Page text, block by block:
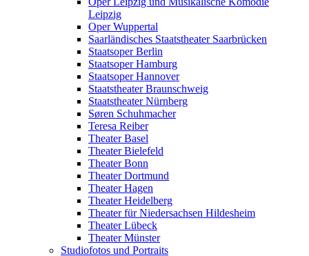
Leipzig
Oper Wuppertal
Saarländisches Staatstheater Saarbrücken
Staatsoper Berlin
Staatsoper Hamburg
Staatsoper Hannover
Staatstheater Braunschweig
Staatstheater Nürnberg
Søren Schuhmacher
Teresa Reiber
Theater Basel
Theater Bielefeld
Theater Bonn
Theater Dortmund
Theater Hagen
Theater Heidelberg
Theater für Niedersachsen Hildesheim
Theater Lübeck
Theater Münster
Studiofotos und Portraits